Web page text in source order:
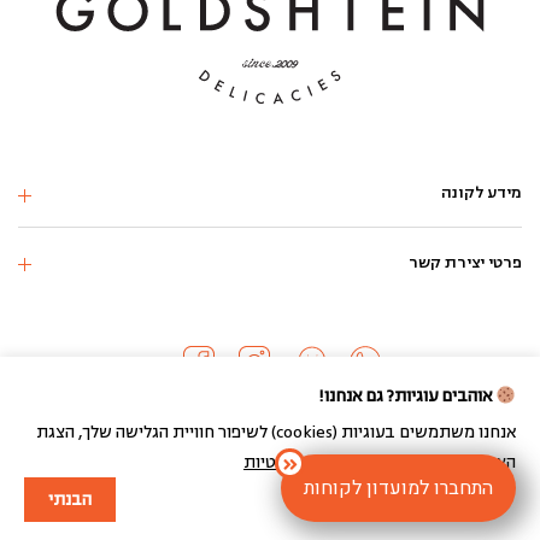
מידע לקונה
פרטי יצירת קשר
בניית חנות וירטואלית
כל הזכויות שמורות 2024 ©
אוהבים עוגיות? גם אנחנו!
אנחנו משתמשים בעוגיות (cookies) לשיפור חוויית הגלישה שלך, הצגת
הצעות מותאמות ועוד.מדיניות הפרטיות
הבנתי
התחברו למועדון לקוחות